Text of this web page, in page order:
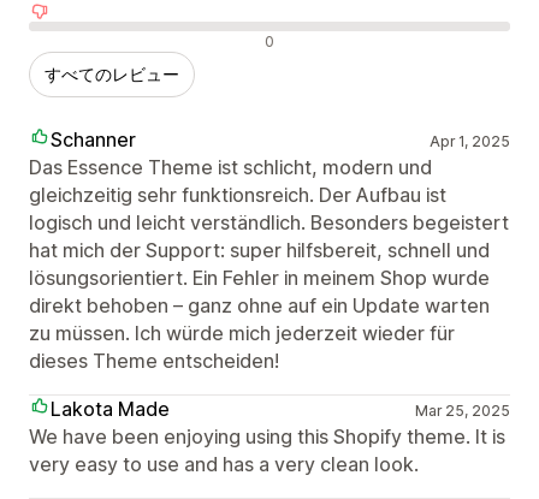
0
すべてのレビュー
Schanner Apr 1, 2025
Das Essence Theme ist schlicht, modern und
gleichzeitig sehr funktionsreich. Der Aufbau ist
logisch und leicht verständlich. Besonders begeistert
hat mich der Support: super hilfsbereit, schnell und
lösungsorientiert. Ein Fehler in meinem Shop wurde
direkt behoben – ganz ohne auf ein Update warten
zu müssen. Ich würde mich jederzeit wieder für
dieses Theme entscheiden!
Lakota Made
Mar 25, 2025
We have been enjoying using this Shopify theme. It is
very easy to use and has a very clean look.